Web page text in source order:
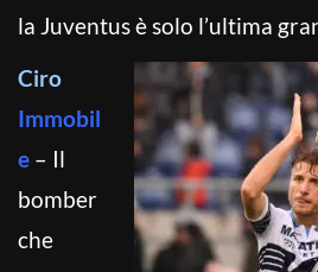
la Juventus è solo l’ultima
Ciro
Immobil
e – Il
bomber
che